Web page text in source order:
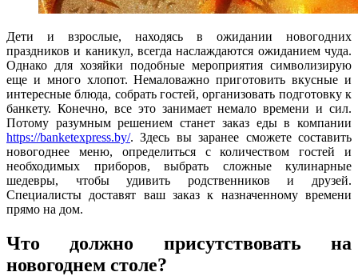
Дети и взрослые, находясь в ожидании новогодних
праздников и каникул, всегда наслаждаются ожиданием чуда.
Однако для хозяйки подобные мероприятия символизирую
еще и много хлопот. Немаловажно приготовить вкусные и
интересные блюда, собрать гостей, организовать подготовку к
банкету. Конечно, все это занимает немало времени и сил.
Потому разумным решением станет заказ еды в компании
https://banketexpress.by/. Здесь вы заранее сможете составить
новогоднее меню, определиться с количеством гостей и
необходимых приборов, выбрать сложные кулинарные
шедевры, чтобы удивить родственников и друзей.
Специалисты доставят ваш заказ к назначенному времени
прямо на дом.
Что должно присутствовать на
новогоднем столе?